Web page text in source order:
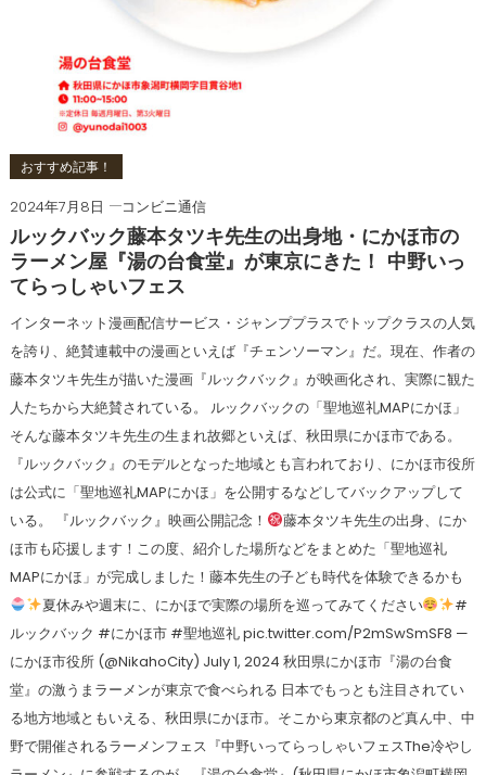
おすすめ記事！
2024年7月8日
コンビニ通信
ルックバック藤本タツキ先生の出身地・にかほ市の
ラーメン屋『湯の台食堂』が東京にきた！ 中野いっ
てらっしゃいフェス
インターネット漫画配信サービス・ジャンププラスでトップクラスの人気
を誇り、絶賛連載中の漫画といえば『チェンソーマン』だ。現在、作者の
藤本タツキ先生が描いた漫画『ルックバック』が映画化され、実際に観た
人たちから大絶賛されている。 ルックバックの「聖地巡礼MAPにかほ」
そんな藤本タツキ先生の生まれ故郷といえば、秋田県にかほ市である。
『ルックバック』のモデルとなった地域とも言われており、にかほ市役所
は公式に「聖地巡礼MAPにかほ」を公開するなどしてバックアップして
いる。 『ルックバック』映画公開記念！
藤本タツキ先生の出身、にか
ほ市も応援します！この度、紹介した場所などをまとめた「聖地巡礼
MAPにかほ」が完成しました！藤本先生の子ども時代を体験できるかも
夏休みや週末に、にかほで実際の場所を巡ってみてください
#
ルックバック #にかほ市 #聖地巡礼 pic.twitter.com/P2mSwSmSF8 —
にかほ市役所 (@NikahoCity) July 1, 2024 秋田県にかほ市『湯の台食
堂』の激うまラーメンが東京で食べられる 日本でもっとも注目されてい
る地方地域ともいえる、秋田県にかほ市。そこから東京都のど真ん中、中
野で開催されるラーメンフェス『中野いってらっしゃいフェスThe冷やし